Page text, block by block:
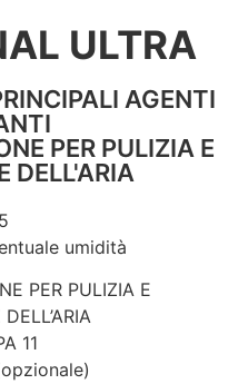
ULTRA
AGENTI
PER PULIZIA E
DELL'ARIA
umidità
PER PULIZIA E
11